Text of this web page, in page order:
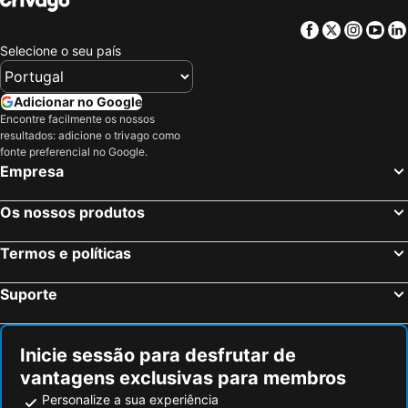
Bormio, Lombardia Hotéis
St. Moritz, Grisões Hotéis
Insbruck, Tirol Hotéis
Tirano, Lombardia Hotéis
Bolzano, Trentino-Alto Ádige Hotéis
Riva del Garda, Trentino-Alto Ádige Hotéis
Milão, Lombardia Hotéis
Florença, Toscana Hotéis
Bolonha, Emília-Romanha Hotéis
Palermo, Sicília Hotéis
Facebook
Twitter
Selecione o seu país
Adicionar no Google
Encontre facilmente os nossos
resultados: adicione o trivago como
fonte preferencial no Google.
Empresa
Os nossos produtos
Termos e políticas
Suporte
Inicie sessão para desfrutar de
vantagens exclusivas para membros
Personalize a sua experiência